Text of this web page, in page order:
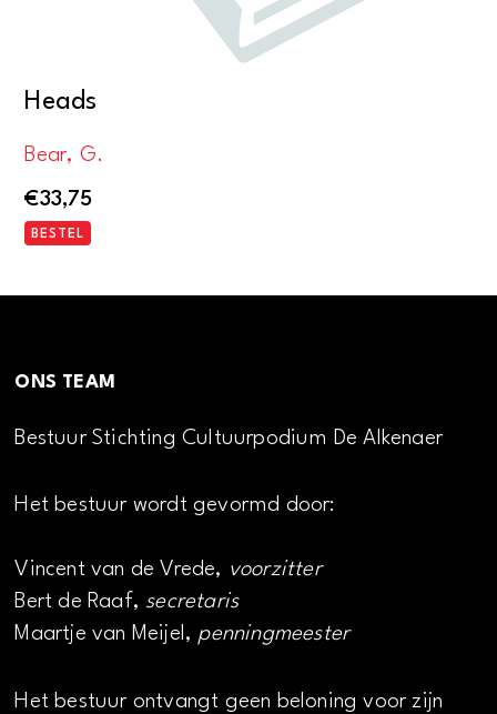
Heads
Bear, G.
€33,75
BESTEL
ONS TEAM
Bestuur Stichting Cultuurpodium De Alkenaer
Het bestuur wordt gevormd door:
Vincent van de Vrede, voorzitter
Bert de Raaf, secretaris
Maartje van Meijel, penningmeester
Het bestuur ontvangt geen beloning voor zijn